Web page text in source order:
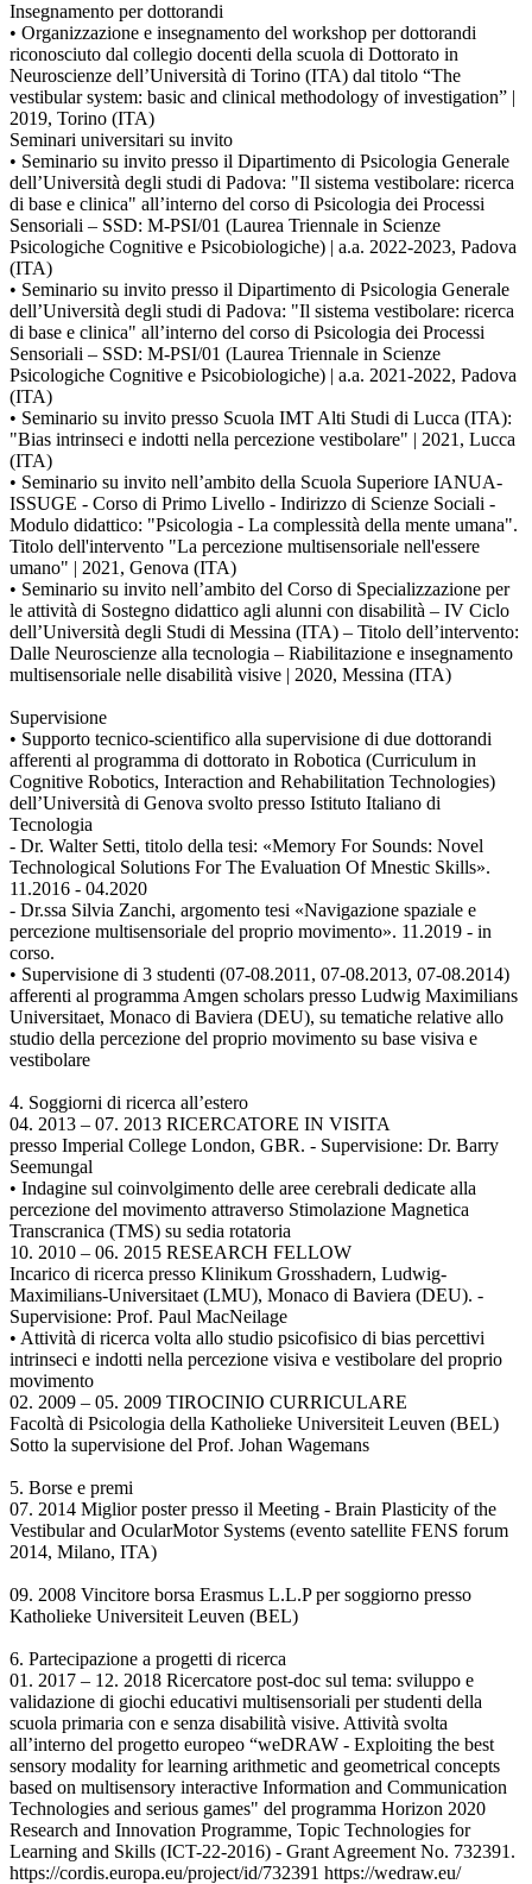
Insegnamento per dottorandi
• Organizzazione e insegnamento del workshop per dottorandi
riconosciuto dal collegio docenti della scuola di Dottorato in
Neuroscienze dell’Università di Torino (ITA) dal titolo “The
vestibular system: basic and clinical methodology of investigation” |
2019, Torino (ITA)
Seminari universitari su invito
• Seminario su invito presso il Dipartimento di Psicologia Generale
dell’Università degli studi di Padova: "Il sistema vestibolare: ricerca
di base e clinica" all’interno del corso di Psicologia dei Processi
Sensoriali – SSD: M-PSI/01 (Laurea Triennale in Scienze
Psicologiche Cognitive e Psicobiologiche) | a.a. 2022-2023, Padova
(ITA)
• Seminario su invito presso il Dipartimento di Psicologia Generale
dell’Università degli studi di Padova: "Il sistema vestibolare: ricerca
di base e clinica" all’interno del corso di Psicologia dei Processi
Sensoriali – SSD: M-PSI/01 (Laurea Triennale in Scienze
Psicologiche Cognitive e Psicobiologiche) | a.a. 2021-2022, Padova
(ITA)
• Seminario su invito presso Scuola IMT Alti Studi di Lucca (ITA):
"Bias intrinseci e indotti nella percezione vestibolare" | 2021, Lucca
(ITA)
• Seminario su invito nell’ambito della Scuola Superiore IANUA-
ISSUGE - Corso di Primo Livello - Indirizzo di Scienze Sociali -
Modulo didattico: "Psicologia - La complessità della mente umana".
Titolo dell'intervento "La percezione multisensoriale nell'essere
umano" | 2021, Genova (ITA)
• Seminario su invito nell’ambito del Corso di Specializzazione per
le attività di Sostegno didattico agli alunni con disabilità – IV Ciclo
dell’Università degli Studi di Messina (ITA) – Titolo dell’intervento:
Dalle Neuroscienze alla tecnologia – Riabilitazione e insegnamento
multisensoriale nelle disabilità visive | 2020, Messina (ITA)
Supervisione
• Supporto tecnico-scientifico alla supervisione di due dottorandi
afferenti al programma di dottorato in Robotica (Curriculum in
Cognitive Robotics, Interaction and Rehabilitation Technologies)
dell’Università di Genova svolto presso Istituto Italiano di
Tecnologia
- Dr. Walter Setti, titolo della tesi: «Memory For Sounds: Novel
Technological Solutions For The Evaluation Of Mnestic Skills».
11.2016 - 04.2020
- Dr.ssa Silvia Zanchi, argomento tesi «Navigazione spaziale e
percezione multisensoriale del proprio movimento». 11.2019 - in
corso.
• Supervisione di 3 studenti (07-08.2011, 07-08.2013, 07-08.2014)
afferenti al programma Amgen scholars presso Ludwig Maximilians
Universitaet, Monaco di Baviera (DEU), su tematiche relative allo
studio della percezione del proprio movimento su base visiva e
vestibolare
4. Soggiorni di ricerca all’estero
04. 2013 – 07. 2013 RICERCATORE IN VISITA
presso Imperial College London, GBR. - Supervisione: Dr. Barry
Seemungal
• Indagine sul coinvolgimento delle aree cerebrali dedicate alla
percezione del movimento attraverso Stimolazione Magnetica
Transcranica (TMS) su sedia rotatoria
10. 2010 – 06. 2015 RESEARCH FELLOW
Incarico di ricerca presso Klinikum Grosshadern, Ludwig-
Maximilians-Universitaet (LMU), Monaco di Baviera (DEU). -
Supervisione: Prof. Paul MacNeilage
• Attività di ricerca volta allo studio psicofisico di bias percettivi
intrinseci e indotti nella percezione visiva e vestibolare del proprio
movimento
02. 2009 – 05. 2009 TIROCINIO CURRICULARE
Facoltà di Psicologia della Katholieke Universiteit Leuven (BEL)
Sotto la supervisione del Prof. Johan Wagemans
5. Borse e premi
07. 2014 Miglior poster presso il Meeting - Brain Plasticity of the
Vestibular and OcularMotor Systems (evento satellite FENS forum
2014, Milano, ITA)
09. 2008 Vincitore borsa Erasmus L.L.P per soggiorno presso
Katholieke Universiteit Leuven (BEL)
6. Partecipazione a progetti di ricerca
01. 2017 – 12. 2018 Ricercatore post-doc sul tema: sviluppo e
validazione di giochi educativi multisensoriali per studenti della
scuola primaria con e senza disabilità visive. Attività svolta
all’interno del progetto europeo “weDRAW - Exploiting the best
sensory modality for learning arithmetic and geometrical concepts
based on multisensory interactive Information and Communication
Technologies and serious games" del programma Horizon 2020
Research and Innovation Programme, Topic Technologies for
Learning and Skills (ICT-22-2016) - Grant Agreement No. 732391.
https://cordis.europa.eu/project/id/732391 https://wedraw.eu/